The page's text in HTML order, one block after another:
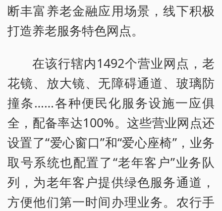
断丰富养老金融应用场景，线下积极
打造养老服务特色网点。
在该行辖内1492个营业网点，老
花镜、放大镜、无障碍通道、玻璃防
撞条……各种便民化服务设施一应俱
全，配备率达100%。这些营业网点还
设置了“爱心窗口”和“爱心座椅”，业务
取号系统也配置了“老年客户”业务队
列，为老年客户提供绿色服务通道，
方便他们第一时间办理业务。农行手